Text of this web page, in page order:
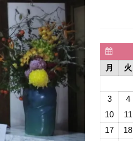
月
火
3
4
10
11
17
18